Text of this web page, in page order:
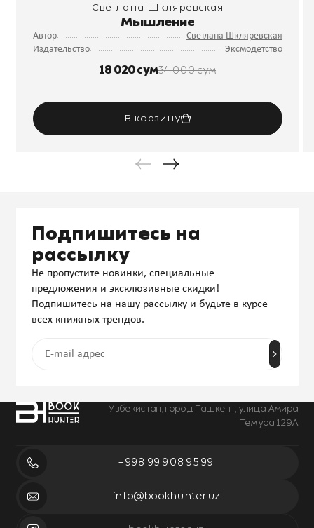
Светлана Шкляревская
Мышление
Автор
Светлана Шкляревская
Издательство
Эксмодетство
18 020 сум34 000 сум
В корзину
Узбекистан, город Ташкент, улица Амира
Темура 129А
+998 99 908 95 99
info@bookhunter.uz
Подпишитесь на
рассылку
Не пропустите новинки, специальные
предложения и эксклюзивные скидки!
Подпишитесь на нашу рассылку и будьте в курсе
всех книжных трендов.